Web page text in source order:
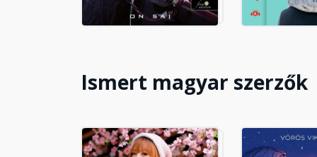
Ismert magyar szerzők